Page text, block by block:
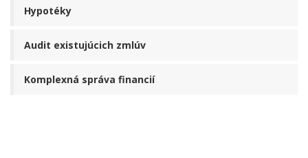
Hypotéky
Audit existujúcich zmlúv
Komplexná správa financií